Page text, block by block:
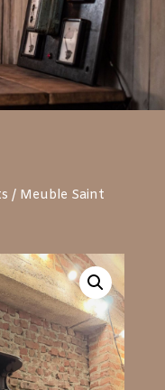
can also style
module Design
to this text in the
/ Meuble Saint